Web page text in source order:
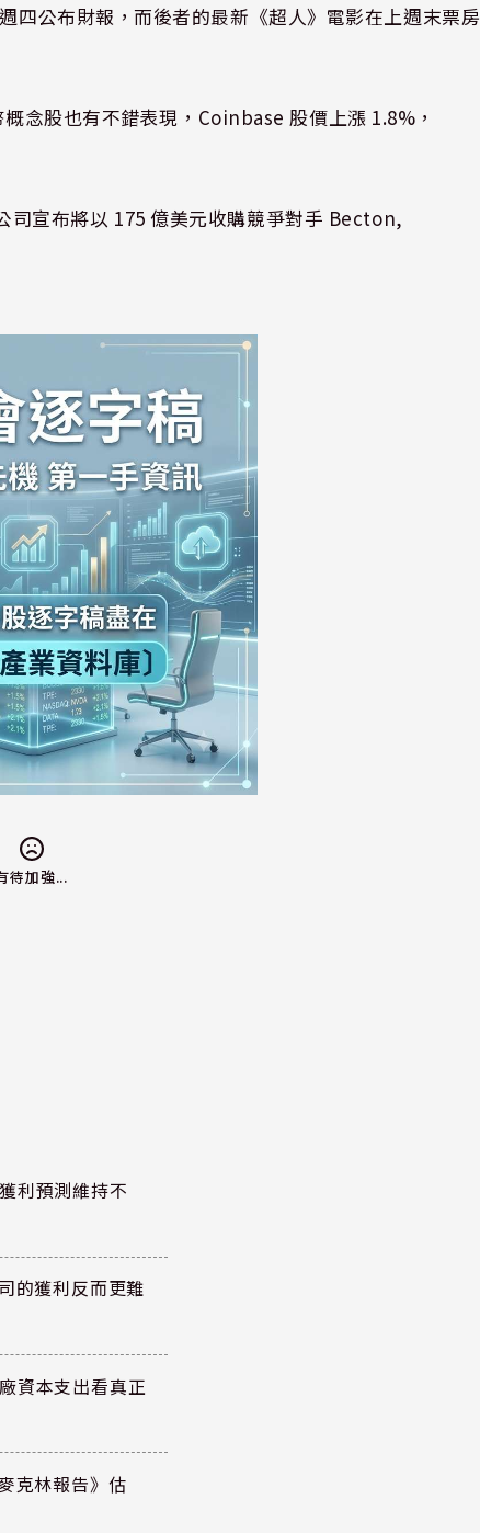
四公布財報，而後者的最新《超人》電影在上週末票房
念股也有不錯表現，Coinbase 股價上漲 1.8%，
司宣布將以 175 億美元收購競爭對手 Becton,
待加強...
利預測維持不
的獲利反而更難
資本支出看真正
克林報告》估